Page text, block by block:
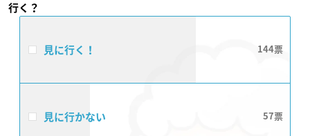
行く？
見に行く！ 144
見に行かない 57